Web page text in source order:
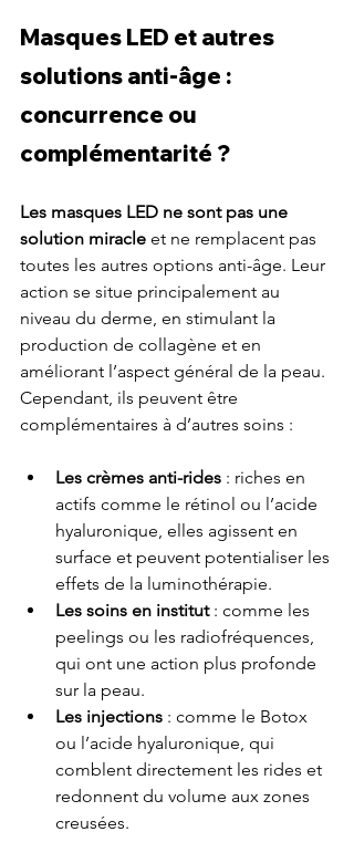
Masques LED et autres
solutions anti-âge :
concurrence ou
complémentarité ?
Les masques LED ne sont pas une
solution miracle et ne remplacent pas
toutes les autres options anti-âge. Leur
action se situe principalement au
niveau du derme, en stimulant la
production de collagène et en
améliorant l’aspect général de la peau.
Cependant, ils peuvent être
complémentaires à d’autres soins :
Les crèmes anti-rides : riches en
actifs comme le rétinol ou l’acide
hyaluronique, elles agissent en
surface et peuvent potentialiser les
effets de la luminothérapie.
Les soins en institut : comme les
peelings ou les radiofréquences,
qui ont une action plus profonde
sur la peau.
Les injections : comme le Botox
ou l’acide hyaluronique, qui
comblent directement les rides et
redonnent du volume aux zones
creusées.